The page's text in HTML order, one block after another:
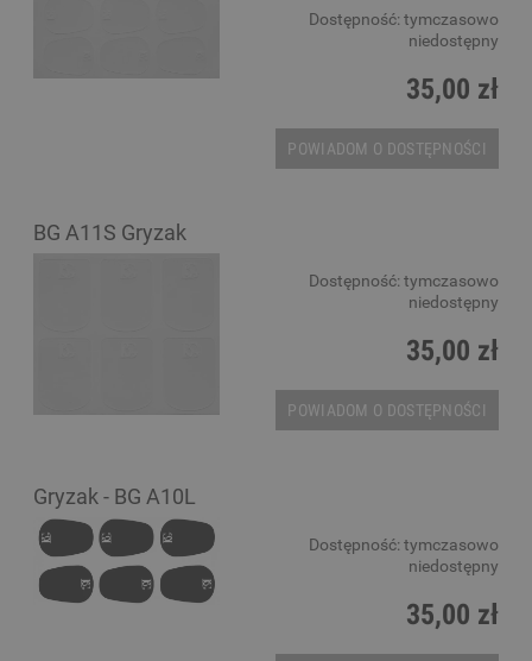
Dostępność: tymczasowo
niedostępny
35,00 zł
POWIADOM O DOSTĘPNOŚCI
BG A11S Gryzak
Dostępność: tymczasowo
niedostępny
35,00 zł
POWIADOM O DOSTĘPNOŚCI
Gryzak - BG A10L
Dostępność: tymczasowo
niedostępny
35,00 zł